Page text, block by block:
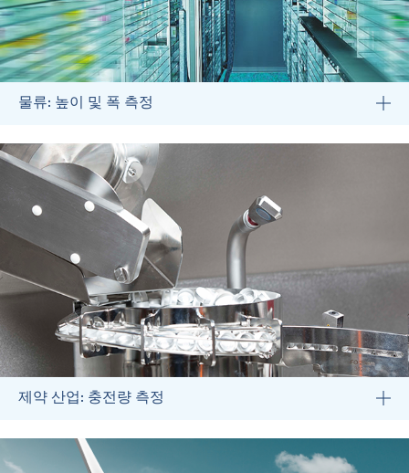
물류: 높이 및 폭 측정
제약 산업: 충전량 측정